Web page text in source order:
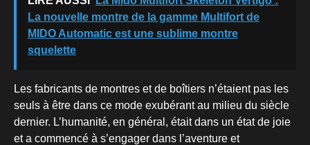
La nouvelle montre de la gamme Multifort de
MIDO Automatic est une sublime montre
squelette
Les fabricants de montres et de boîtiers n’étaient pas les
seuls à être dans ce mode exubérant au milieu du siècle
dernier. L’humanité, en général, était dans un état de joie
et a commencé à s’engager dans l’aventure et